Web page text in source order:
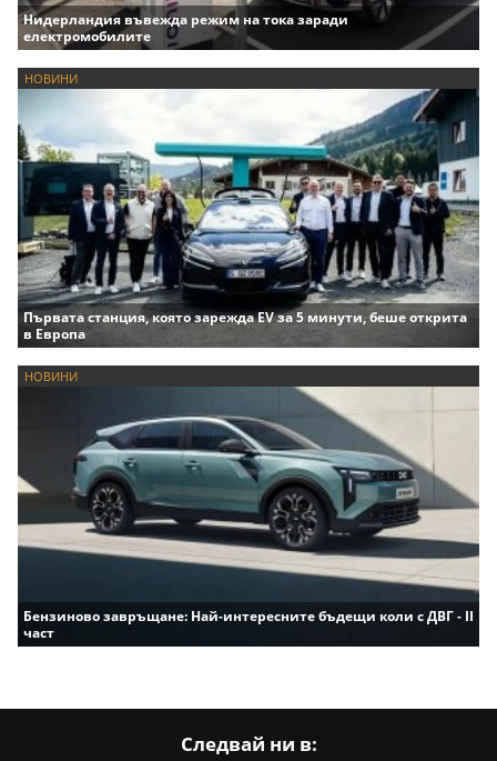
Нидерландия въвежда режим на тока заради
електромобилите
НОВИНИ
Първата станция, която зарежда EV за 5 минути, беше открита
в Европа
НОВИНИ
Бензиново завръщане: Най-интересните бъдещи коли с ДВГ - II
част
Следвай ни в: